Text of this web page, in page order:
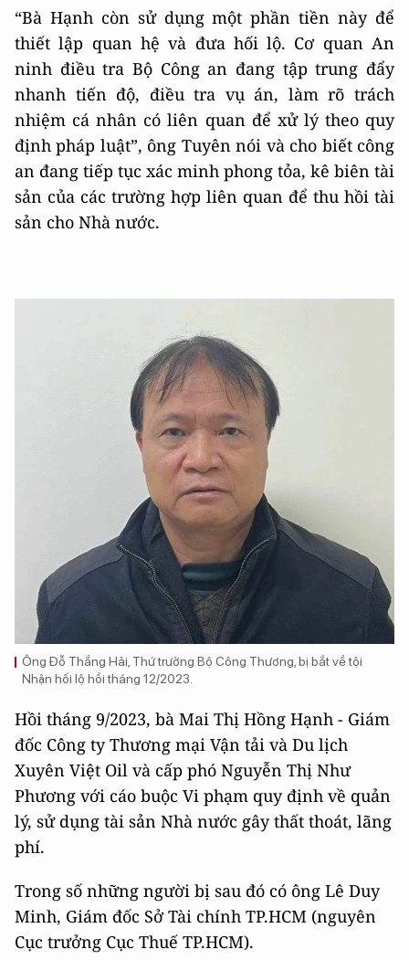
“Bà Hạnh còn sử dụng một phần tiền này để
thiết lập quan hệ và đưa hối lộ. Cơ quan An
ninh điều tra Bộ Công an đang tập trung đẩy
nhanh tiến độ, điều tra vụ án, làm rõ trách
nhiệm cá nhân có liên quan để xử lý theo quy
định pháp luật”, ông Tuyên nói và cho biết công
an đang tiếp tục xác minh phong tỏa, kê biên tài
sản của các trường hợp liên quan để thu hồi tài
sản cho Nhà nước.
Ông Đỗ Thắng Hải, Thứ trưởng Bộ Công Thương, bị bắt về tội
Nhận hối lộ hồi tháng 12/2023.
Hồi tháng 9/2023, bà Mai Thị Hồng Hạnh - Giám
đốc Công ty Thương mại Vận tải và Du lịch
Xuyên Việt Oil và cấp phó Nguyễn Thị Như
Phương với cáo buộc Vi phạm quy định về quản
lý, sử dụng tài sản Nhà nước gây thất thoát, lãng
phí.
Trong số những người bị sau đó có ông Lê Duy
Minh, Giám đốc Sở Tài chính TP.HCM (nguyên
Cục trưởng Cục Thuế TP.HCM).